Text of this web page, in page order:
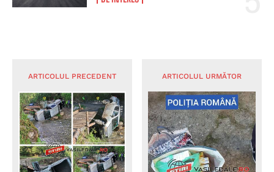
ARTICOLUL PRECEDENT ARTICOLUL URMĂTOR